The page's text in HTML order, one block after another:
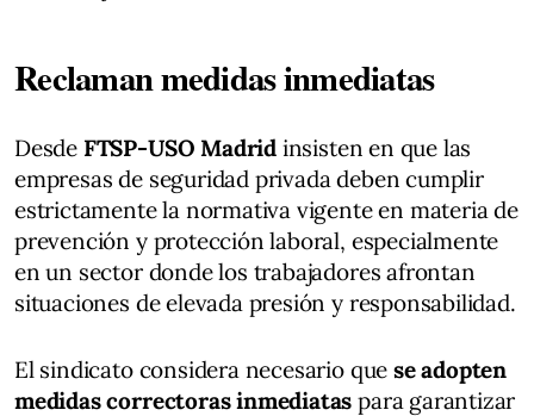
Reclaman medidas inmediatas
Desde FTSP-USO Madrid insisten en que las
empresas de seguridad privada deben cumplir
estrictamente la normativa vigente en materia de
prevención y protección laboral, especialmente
en un sector donde los trabajadores afrontan
situaciones de elevada presión y responsabilidad.
El sindicato considera necesario que se adopten
medidas correctoras inmediatas para garantizar